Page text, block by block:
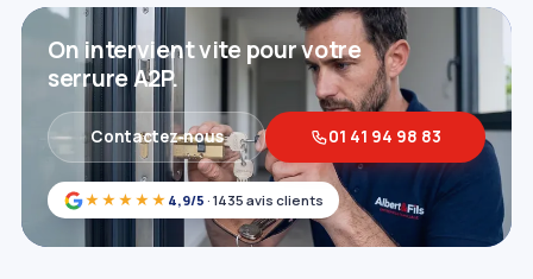
★★★★★ 4,9/5 · 1435 avis clients
On intervient vite pour votre
serrure A2P.
Contactez‑nous 01 41 94 98 83